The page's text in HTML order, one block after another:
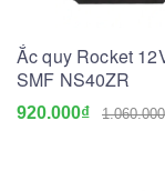
Ắc quy Rocket
SMF NS40ZR
920.000₫